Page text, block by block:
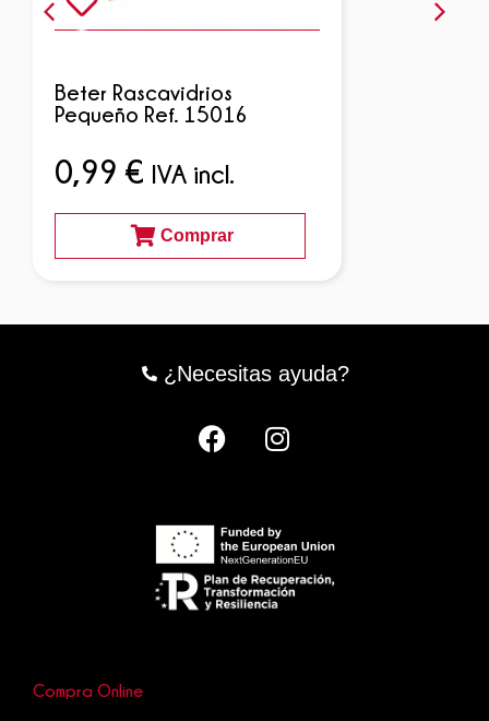
Beter Rascavidrios
Pequeño Ref. 15016
0,99€ IVA incl.
Comprar
Compra Online
¿Necesitas ayuda?